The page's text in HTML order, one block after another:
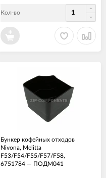
Кол-во
Бункер кофейных отходов
Nivona, Melitta
F53/F54/F55/F57/F58,
6751784 — ПОДМ041